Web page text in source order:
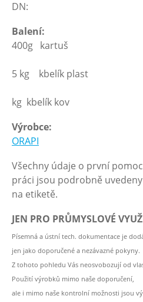
DN: >
Balení:
400g kartuš
5 kg kbelík plast
kg kbelík kov
Výrobce:
ORAPI
Všechny údaje o první
práci jsou podrobně
na etiketě.
JEN PRO PRŮMYSLOVÉ
Písemná a ústní tech. dokumentace je
jen jako doporučené a nezávazné pokyny.
Z tohoto pohledu Vás neosvobozují od
Použití výrobků mimo naše doporučení,
ale i mimo naše kontrolní možnosti jsou